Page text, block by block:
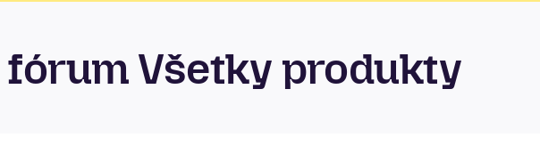
Všetky produkty